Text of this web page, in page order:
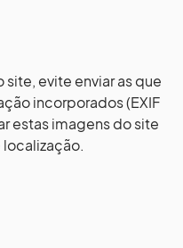
site, evite enviar as que
incorporados (EXIF
estas imagens do site
localização.